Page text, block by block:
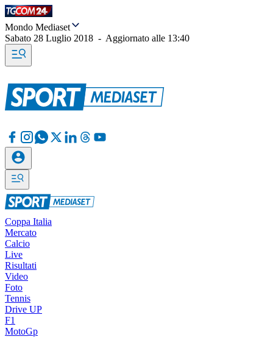
Mondo Mediaset
Sabato 28 Luglio 2018 - Aggiornato alle 13:40
Coppa Italia
Mercato
Calcio
Live
Risultati
Video
Foto
Tennis
Drive UP
F1
MotoGp